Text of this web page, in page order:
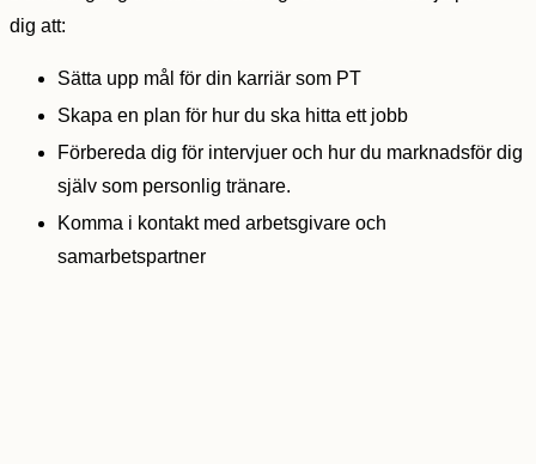
dig att:
Sätta upp mål för din karriär som PT
Skapa en plan för hur du ska hitta ett jobb
Förbereda dig för intervjuer och hur du marknadsför dig
själv som personlig tränare.
Komma i kontakt med arbetsgivare och
samarbetspartner